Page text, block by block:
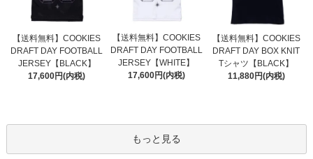
【送料無料】COOKIES
DRAFT DAY FOOTBALL
JERSEY【BLACK】
17,600円(内税)
【送料無料】COOKIES
DRAFT DAY FOOTBALL
JERSEY【WHITE】
17,600円(内税)
【送料無料】COOKIES
DRAFT DAY BOX KNIT
Tシャツ【BLACK】
11,880円(内税)
もっと見る